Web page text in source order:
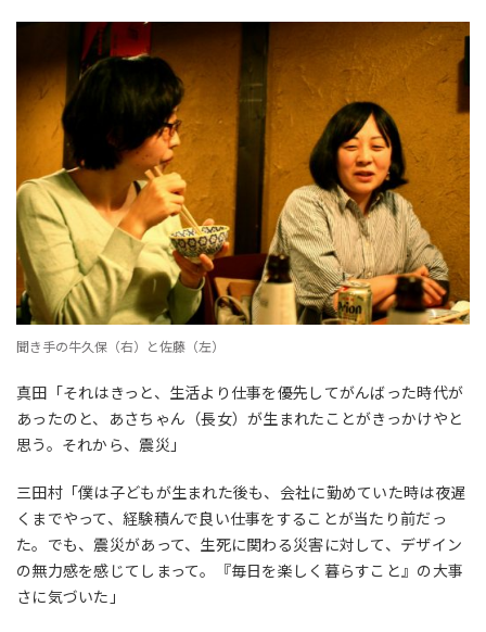
聞き手の牛久保（右）と佐藤（左）
真田「それはきっと、生活より仕事を優先してがんばった時代が
あったのと、あさちゃん（長女）が生まれたことがきっかけやと
思う。それから、震災」
三田村「僕は子どもが生まれた後も、会社に勤めていた時は夜遅
くまでやって、経験積んで良い仕事をすることが当たり前だっ
た。でも、震災があって、生死に関わる災害に対して、デザイン
の無力感を感じてしまって。『毎日を楽しく暮らすこと』の大事
さに気づいた」